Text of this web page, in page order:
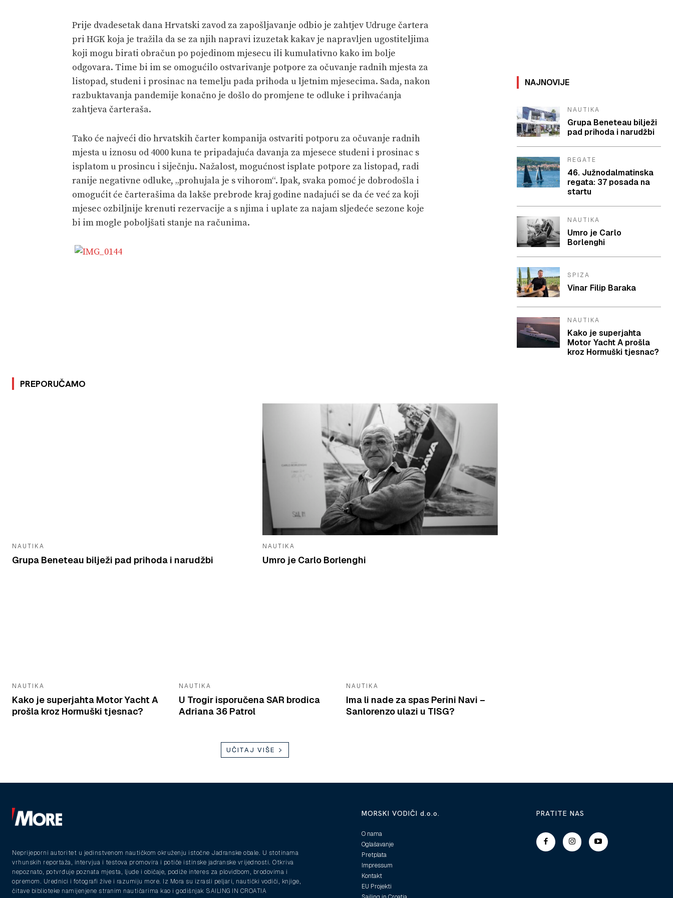
Prije dvadesetak dana Hrvatski zavod za zapošljavanje odbio je zahtjev Udruge čartera
pri HGK koja je tražila da se za njih napravi izuzetak kakav je napravljen ugostiteljima
koji mogu birati obračun po pojedinom mjesecu ili kumulativno kako im bolje
odgovara. Time bi im se omogućilo ostvarivanje potpore za očuvanje radnih mjesta za
listopad, studeni i prosinac na temelju pada prihoda u ljetnim mjesecima. Sada, nakon
razbuktavanja pandemije konačno je došlo do promjene te odluke i prihvaćanja
zahtjeva čarteraša.
Tako će najveći dio hrvatskih čarter kompanija ostvariti potporu za očuvanje radnih
mjesta u iznosu od 4000 kuna te pripadajuća davanja za mjesece studeni i prosinac s
isplatom u prosincu i siječnju. Nažalost, mogućnost isplate potpore za listopad, radi
ranije negativne odluke, „prohujala je s vihorom“. Ipak, svaka pomoć je dobrodošla i
omogućit će čarterašima da lakše prebrode kraj godine nadajući se da će već za koji
mjesec ozbiljnije krenuti rezervacije a s njima i uplate za najam sljedeće sezone koje
bi im mogle poboljšati stanje na računima.
PREPORUČAMO
NAUTIKA
Grupa Beneteau bilježi pad prihoda i narudžbi
NAUTIKA
Umro je Carlo Borlenghi
NAUTIKA
Kako je superjahta Motor Yacht A
prošla kroz Hormuški tjesnac?
NAUTIKA
U Trogir isporučena SAR brodica
Adriana 36 Patrol
NAUTIKA
Ima li nade za spas Perini Navi –
Sanlorenzo ulazi u TISG?
UČITAJ VIŠE
NAJNOVIJE
NAUTIKA
Grupa Beneteau bilježi
pad prihoda i narudžbi
REGATE
46. Južnodalmatinska
regata: 37 posada na
startu
NAUTIKA
Umro je Carlo
Borlenghi
SPIZA
Vinar Filip Baraka
NAUTIKA
Kako je superjahta
Motor Yacht A prošla
kroz Hormuški tjesnac?
Neprijeporni autoritet u jedinstvenom nautičkom okruženju istočne Jadranske obale. U stotinama
vrhunskih reportaža, intervjua i testova promovira i potiče istinske jadranske vrijednosti. Otkriva
nepoznato, potvrđuje poznata mjesta, ljude i običaje, podiže interes za plovidbom, brodovima i
opremom. Urednici i fotografi žive i razumiju more. Iz Mora su izrasli peljari, nautički vodiči, knjige,
čitave biblioteke namijenjene stranim nautičarima kao i godišnjak SAILING IN CROATIA
MORSKI VODIČI d.o.o.
O nama
Oglašavanje
Pretplata
Impressum
Kontakt
EU Projekti
PRATITE NAS